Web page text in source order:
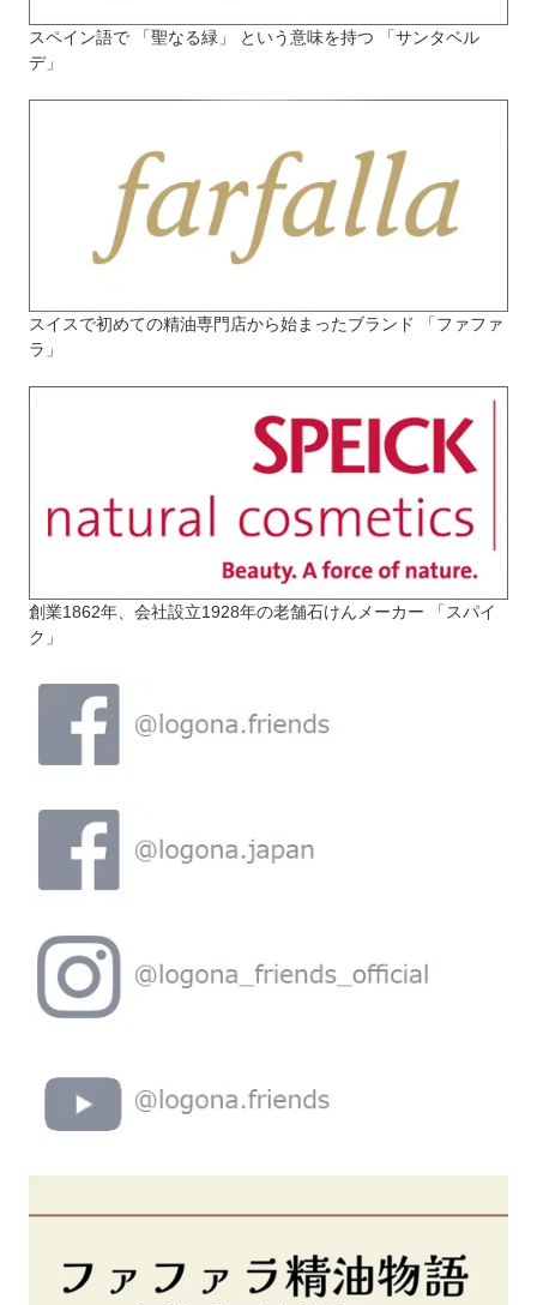
スペイン語で 「聖なる緑」 という意味を持つ 「サンタベル
デ」
スイスで初めての精油専門店から始まったブランド 「ファファ
ラ」
創業1862年、会社設立1928年の老舗石けんメーカー 「スパイ
ク」